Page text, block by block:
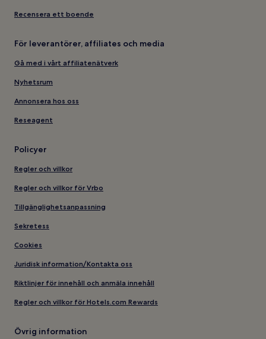
Recensera ett boende
För leverantörer, affiliates och media
Gå med i vårt affiliatenätverk
Nyhetsrum
Annonsera hos oss
Reseagent
Policyer
Regler och villkor
Regler och villkor för Vrbo
Tillgänglighetsanpassning
Sekretess
Cookies
Juridisk information/Kontakta oss
Riktlinjer för innehåll och anmäla innehåll
Regler och villkor för Hotels.com Rewards
Övrig information